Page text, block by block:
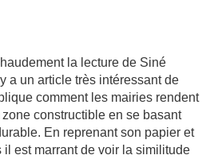
la lecture de Siné
a un article très intéressant de
comment les mairies rendent
constructible en se basant
En reprenant son papier et
est marrant de voir la similitude